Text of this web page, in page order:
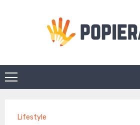
Lifestyle